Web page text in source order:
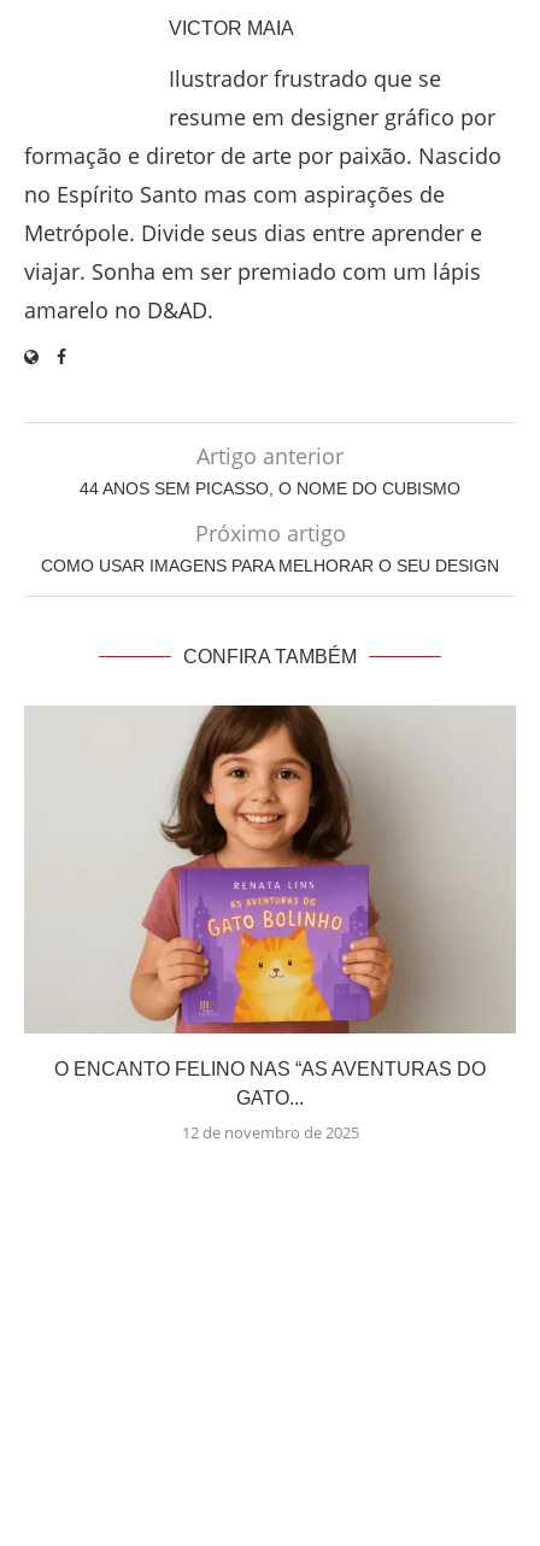
VICTOR MAIA
Ilustrador frustrado que se
resume em designer gráfico por
formação e diretor de arte por paixão. Nascido
no Espírito Santo mas com aspirações de
Metrópole. Divide seus dias entre aprender e
viajar. Sonha em ser premiado com um lápis
amarelo no D&AD.
Artigo anterior
44 ANOS SEM PICASSO, O NOME DO CUBISMO
Próximo artigo
COMO USAR IMAGENS PARA MELHORAR O SEU DESIGN
CONFIRA TAMBÉM
O ENCANTO FELINO NAS “AS AVENTURAS DO
GATO...
12 de novembro de 2025